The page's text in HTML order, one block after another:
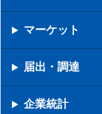
マーケット
届出・調達
企業統計